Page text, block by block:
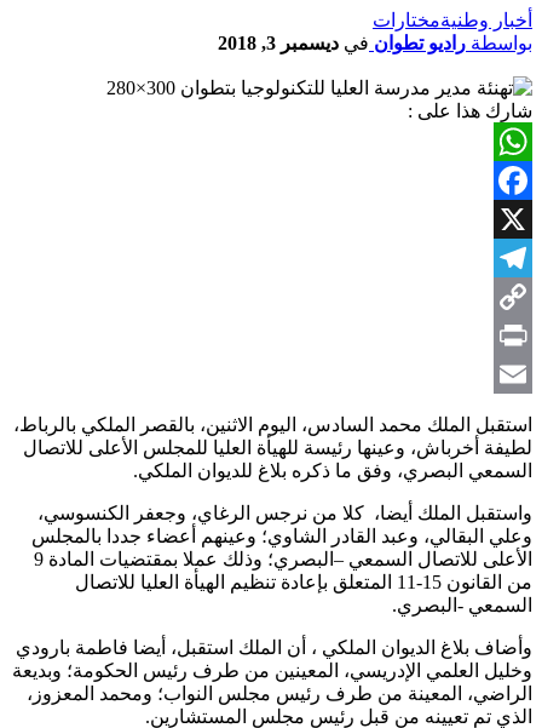
أخبار وطنيةمختارات
بواسطة راديو تطوان في ديسمبر 3, 2018
شارك هذا على :
WhatsApp
Facebook
X
Telegram
Copy
Link
Print
Email
استقبل الملك محمد السادس، اليوم الاثنين، بالقصر الملكي بالرباط،
لطيفة أخرباش، وعينها رئيسة للهيأة العليا للمجلس الأعلى للاتصال
السمعي البصري، وفق ما ذكره بلاغ للديوان الملكي.
واستقبل الملك أيضا، كلا من نرجس الرغاي، وجعفر الكنسوسي،
وعلي البقالي، وعبد القادر الشاوي؛ وعينهم أعضاء جددا بالمجلس
الأعلى للاتصال السمعي –البصري؛ وذلك عملا بمقتضيات المادة 9
من القانون 15-11 المتعلق بإعادة تنظيم الهيأة العليا للاتصال
السمعي -البصري.
وأضاف بلاغ الديوان الملكي ، أن الملك استقبل، أيضا فاطمة بارودي
وخليل العلمي الإدريسي، المعينين من طرف رئيس الحكومة؛ وبديعة
الراضي، المعينة من طرف رئيس مجلس النواب؛ ومحمد المعزوز،
الذي تم تعيينه من قبل رئيس مجلس المستشارين.